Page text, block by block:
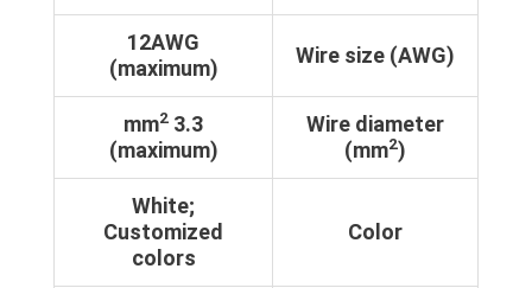
Wire size (AWG)
12AWG
(maximum)
Wire diameter
(mm2)
3.3 mm
2
(maximum)
Color
White;
Customized
colors